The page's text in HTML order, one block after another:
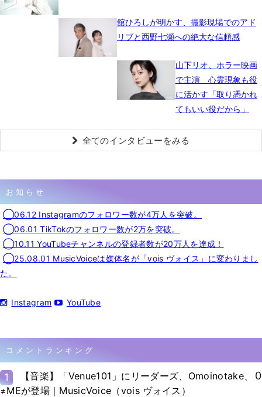
舘ひろしが明かす、撮影現場でのアド
リブと西野七瀬への絶大な信頼感
山下リオ、ホラー映画
で主演 心霊現象も役
に活かす「取り憑かれ
てもいい役だから」
全てのインタビューをみる
お知らせ
◯06.12 Instagramのフォロワー数が4万人を突破。
◯06.01 TikTokのフォロワー数が2万を突破。
◯10.11 YouTubeチャンネルの登録者数が20万人を達成！
◯25.08.01 MusicVoiceは媒体名が「vois ヴォイス」に変わりまし
た。
Instagram YouTube
コメントランキング
1
【音楽】「Venue101」にリーダーズ、Omoinotake、
≠MEが登場｜MusicVoice（vois ヴォイス）
0